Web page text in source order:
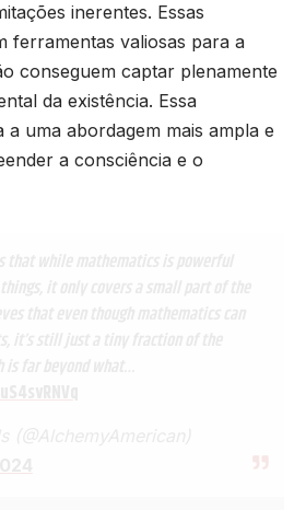
inerentes. Essas
ferramentas valiosas para a
conseguem captar plenamente
da existência. Essa
a uma abordagem mais ampla e
a consciência e o